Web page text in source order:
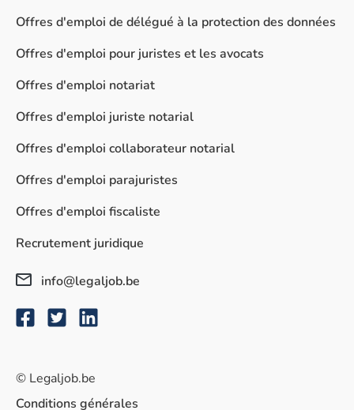
Offres d'emploi de délégué à la protection des données
Offres d'emploi pour juristes et les avocats
Offres d'emploi notariat
Offres d'emploi juriste notarial
Offres d'emploi collaborateur notarial
Offres d'emploi parajuristes
Offres d'emploi fiscaliste
Recrutement juridique
info@legaljob.be
© Legaljob.be
Conditions générales